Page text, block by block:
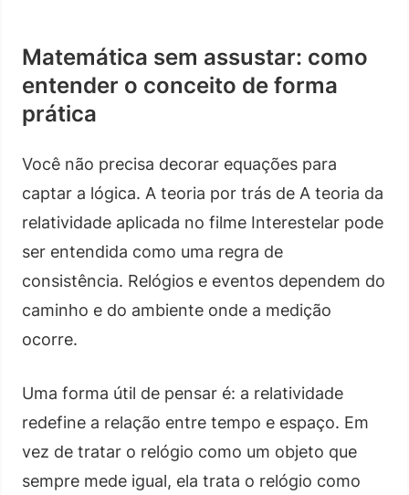
Matemática sem assustar: como
entender o conceito de forma
prática
Você não precisa decorar equações para
captar a lógica. A teoria por trás de A teoria da
relatividade aplicada no filme Interestelar pode
ser entendida como uma regra de
consistência. Relógios e eventos dependem do
caminho e do ambiente onde a medição
ocorre.
Uma forma útil de pensar é: a relatividade
redefine a relação entre tempo e espaço. Em
vez de tratar o relógio como um objeto que
sempre mede igual, ela trata o relógio como